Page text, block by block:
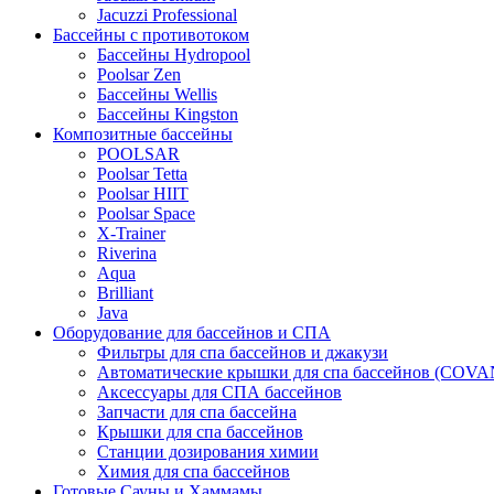
Jacuzzi Professional
Бассейны с противотоком
Бассейны Hydropool
Poolsar Zen
Бассейны Wellis
Бассейны Kingston
Композитные бассейны
POOLSAR
Poolsar Tetta
Poolsar HIIT
Poolsar Space
X-Trainer
Riverina
Aqua
Brilliant
Java
Оборудование для бассейнов и СПА
Фильтры для спа бассейнов и джакузи
Автоматические крышки для спа бассейнов
Аксессуары для СПА бассейнов
Запчасти для спа бассейна
Крышки для спа бассейнов
Станции дозирования химии
Химия для спа бассейнов